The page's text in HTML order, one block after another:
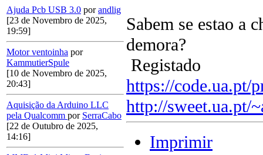
Ajuda Pcb USB 3.0 porandlig
[23 de Novembro de 2025,
19:59]
Motor ventoinha por
KammutierSpule
[10 de Novembro de 2025,
20:43]
Aquisição da Arduino LLC
pela Qualcomm por SerraCabo
[22 de Outubro de 2025,
14:16]
Sabem se estao a
demora?
Registado
https://code.ua.pt/
http://sweet.ua.pt/
Imprimir